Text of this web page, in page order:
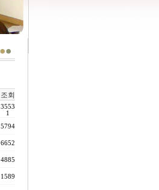
조회
3553
1
5794
6652
4885
1589